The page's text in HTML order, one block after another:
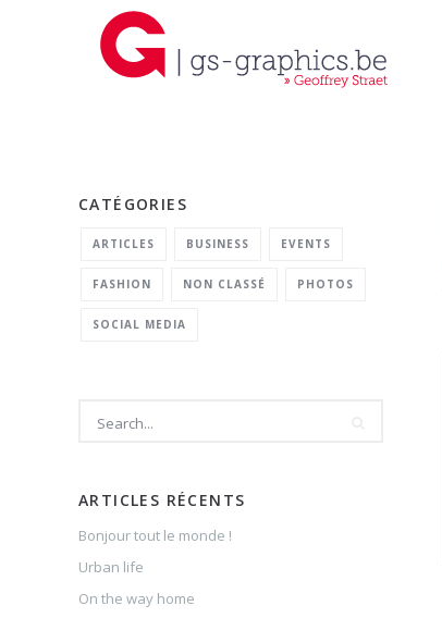
CATÉGORIES
ARTICLES BUSINESS EVENTS
FASHION NON CLASSÉ PHOTOS
SOCIAL MEDIA
ARTICLES RÉCENTS
Bonjour tout le monde !
Urban life
On the way home